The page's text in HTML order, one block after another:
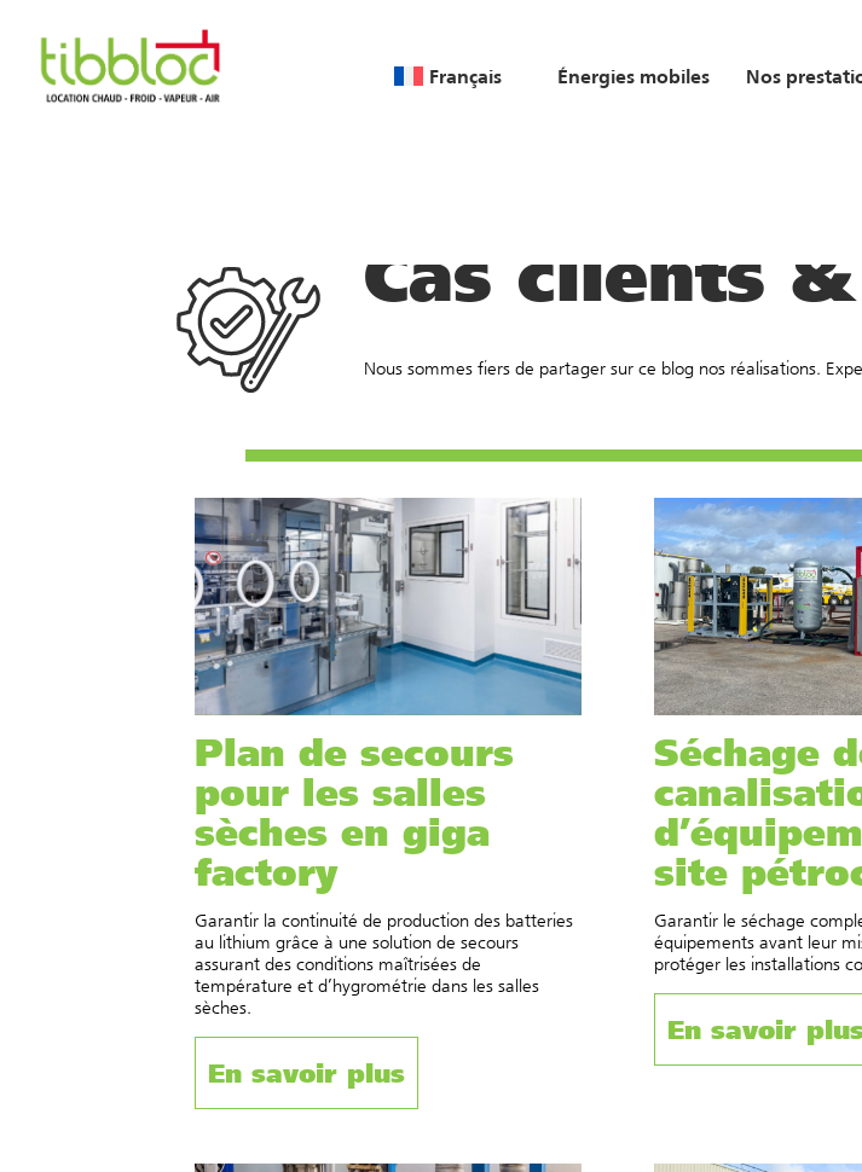
Français Énergies mobiles Nos
Cas clients
Nous sommes fiers de partager sur ce blog nos réalisations.
Plan de secours
pour les salles
sèches en giga
factory
Garantir la continuité de production des batteries
au lithium grâce à une solution de secours
assurant des conditions maîtrisées de
température et d’hygrométrie dans les salles
sèches.
En savoir plus
Séchage
site
Garantir le séchage
équipements avant leur
protéger les installations
En savoir